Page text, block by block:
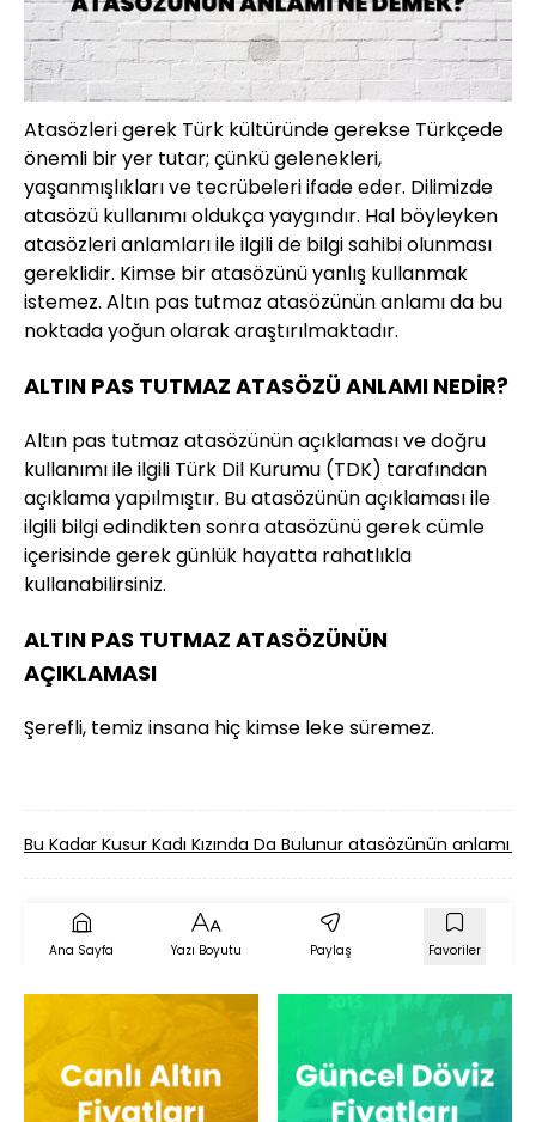
Atasözleri gerek Türk kültüründe gerekse Türkçede
önemli bir yer tutar; çünkü gelenekleri,
yaşanmışlıkları ve tecrübeleri ifade eder. Dilimizde
atasözü kullanımı oldukça yaygındır. Hal böyleyken
atasözleri anlamları ile ilgili de bilgi sahibi olunması
gereklidir. Kimse bir atasözünü yanlış kullanmak
istemez. Altın pas tutmaz atasözünün anlamı da bu
noktada yoğun olarak araştırılmaktadır.
ALTIN PAS TUTMAZ ATASÖZÜ ANLAMI NEDİR?
Altın pas tutmaz atasözünün açıklaması ve doğru
kullanımı ile ilgili Türk Dil Kurumu (TDK) tarafından
açıklama yapılmıştır. Bu atasözünün açıklaması ile
ilgili bilgi edindikten sonra atasözünü gerek cümle
içerisinde gerek günlük hayatta rahatlıkla
kullanabilirsiniz.
ALTIN PAS TUTMAZ ATASÖZÜNÜN
AÇIKLAMASI
Şerefli, temiz insana hiç kimse leke süremez.
Bu Kadar Kusur Kadı Kızında Da Bulunur atasözünün anlamı
Ana Sayfa Yazı Boyutu Paylaş Favoriler